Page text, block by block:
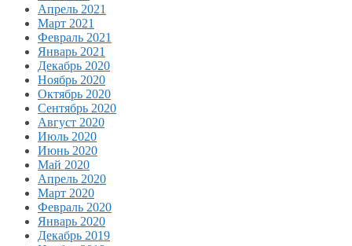
Апрель 2021
Март 2021
Февраль 2021
Январь 2021
Декабрь 2020
Ноябрь 2020
Октябрь 2020
Сентябрь 2020
Август 2020
Июль 2020
Июнь 2020
Май 2020
Апрель 2020
Март 2020
Февраль 2020
Январь 2020
Декабрь 2019